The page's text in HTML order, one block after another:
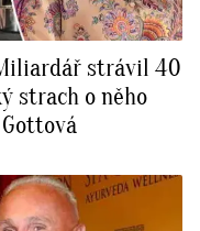
strávil 40
strach o něho